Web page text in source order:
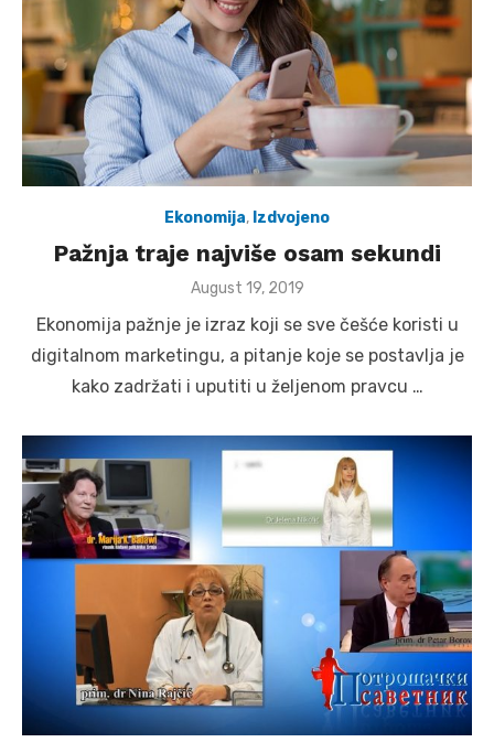
Ekonomija, Izdvojeno
Pažnja traje najviše osam sekundi
Posted
August 19, 2019
Ekonomija pažnje je izraz koji se sve češće koristi u
digitalnom marketingu, a pitanje koje se postavlja je
kako zadržati i uputiti u željenom pravcu …